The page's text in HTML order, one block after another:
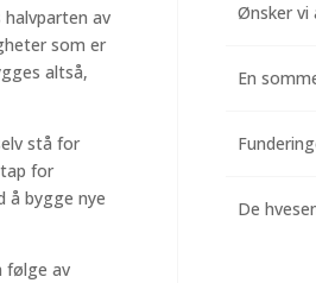
av
som er
altså,
stå for
for
å bygge nye
følge av
Ønsker vi
En
De